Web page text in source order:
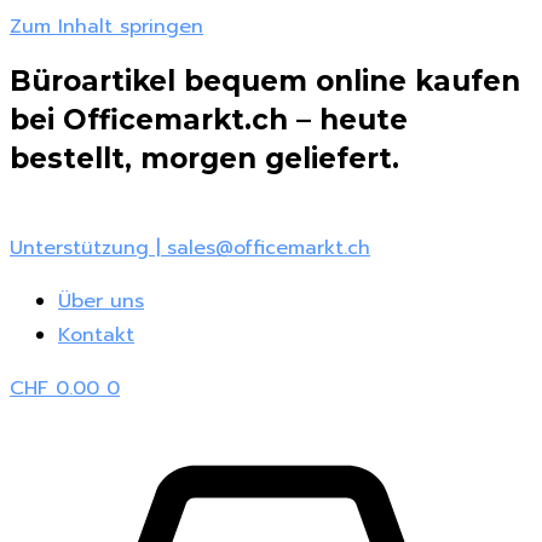
Zum Inhalt springen
Büroartikel bequem online kaufen
bei Officemarkt.ch – heute
bestellt, morgen geliefert.
Unterstützung | sales@officemarkt.ch
Über uns
Kontakt
CHF0.00 0